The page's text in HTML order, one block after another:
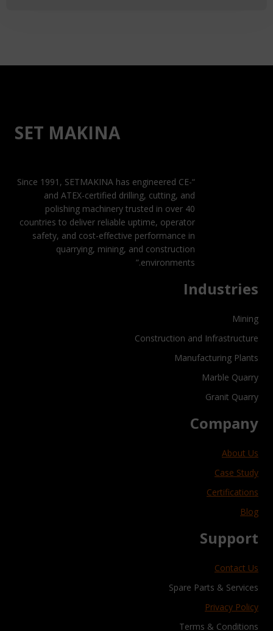
SET MAKINA
“Since 1991, SETMAKINA has engineered CE-
and ATEX-certified drilling, cutting, and
polishing machinery trusted in over 40
countries to deliver reliable uptime, operator
safety, and cost-effective performance in
quarrying, mining, and construction
environments.”
Industries
Mining
Construction and Infrastructure
Manufacturing Plants
Marble Quarry
Granit Quarry
Company
About Us
Case Study
Certifications
Blog
Support
Contact Us
Spare Parts & Services
Privacy Policy
Terms & Conditions